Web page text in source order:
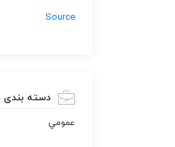
Source
دسته بندی
عمومي